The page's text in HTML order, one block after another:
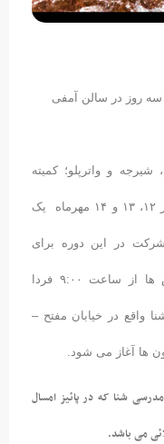
سه روز در سالن آمفی
و واترپلو؛ کمیته
آموزش فدراسیون با همکاری کمیته شنا در ۱۲، ۱۳ و ۱۴ مهرماه یک
در این دوره برای
تمامی مربیان شنا آزاد است. این کلاس ها از ساعت ۹:۰۰ فردا
واقع در خیابان مفتح –
ها آغاز می شود.
شنا که در پائیز امسال
می باشد.